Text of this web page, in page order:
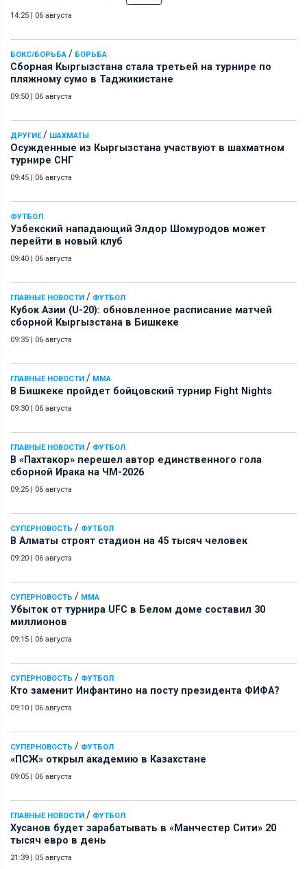
14:25 | 06 августа
БОКС/БОРЬБА / БОРЬБА
Сборная Кыргызстана стала третьей на турнире по
пляжному сумо в Таджикистане
09:50 | 06 августа
ДРУГИЕ/ ШАХМАТЫ
Осужденные из Кыргызстана участвуют в шахматном
турнире СНГ
09:45 | 06 августа
ФУТБОЛ
Узбекский нападающий Элдор Шомуродов может
перейти в новый клуб
09:40 | 06 августа
ГЛАВНЫЕ НОВОСТИ / ФУТБОЛ
Кубок Азии (U-20): обновленное расписание матчей
сборной Кыргызстана в Бишкеке
09:35 | 06 августа
ГЛАВНЫЕ НОВОСТИ / ММА
В Бишкеке пройдет бойцовский турнир Fight Nights
09:30 | 06 августа
ГЛАВНЫЕ НОВОСТИ / ФУТБОЛ
В «Пахтакор» перешел автор единственного гола
сборной Ирака на ЧМ-2026
09:25 | 06 августа
СУПЕРНОВОСТЬ / ФУТБОЛ
В Алматы строят стадион на 45 тысяч человек
09:20 | 06 августа
СУПЕРНОВОСТЬ / ММА
Убыток от турнира UFC в Белом доме составил 30
миллионов
09:15 | 06 августа
СУПЕРНОВОСТЬ / ФУТБОЛ
Кто заменит Инфантино на посту президента ФИФА?
09:10 | 06 августа
СУПЕРНОВОСТЬ / ФУТБОЛ
«ПСЖ» открыл академию в Казахстане
09:05 | 06 августа
ГЛАВНЫЕ НОВОСТИ / ФУТБОЛ
Хусанов будет зарабатывать в «Манчестер Сити» 20
тысяч евро в день
21:39 | 05 августа